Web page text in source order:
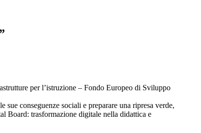
per l’istruzione – Fondo Europeo di Sviluppo
conseguenze sociali e preparare una ripresa verde,
Board: trasformazione digitale nella didattica e